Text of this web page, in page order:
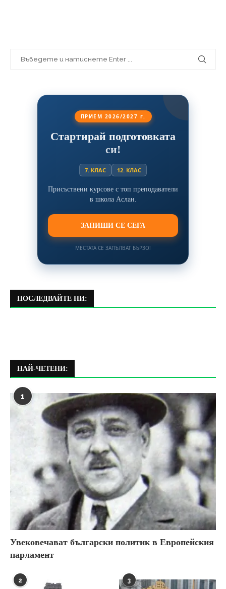
ПРИЕМ 2026/2027 г.
Стартирай подготовката
си!
7. КЛАС 12. КЛАС
Присъствени курсове с топ преподаватели
в школа Аслан.
ЗАПИШИ СЕ СЕГА
МЕСТАТА СЕ ЗАПЪЛВАТ БЪРЗО!
ПОСЛЕДВАЙТЕ НИ:
НАЙ-ЧЕТЕНИ:
1
Увековечават български политик в Европейския
парламент
2 3